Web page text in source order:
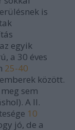
is
egyik
a 30 éves
25-40
között.
sem
A II.
10
jó, de a